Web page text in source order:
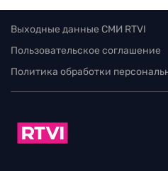
Выходные данные СМИ RTVI
Пользовательское соглашение
Политика обработки